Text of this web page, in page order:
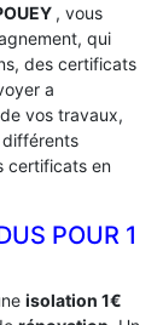
, vous
qui
des certificats
a
vos travaux,
différents
certificats en
POUR 1
isolation 1€